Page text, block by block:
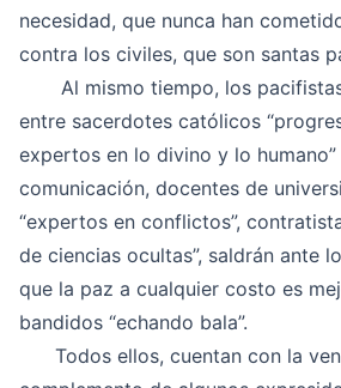
necesidad, que nunca han
contra los civiles, que son santas
Al mismo tiempo, los pacifistas
entre sacerdotes católicos
expertos en lo divino y lo
comunicación, docentes de
“expertos en conflictos”,
de ciencias ocultas”, saldrán ante
que la paz a cualquier costo es
bandidos “echando bala”.
Todos ellos, cuentan con la